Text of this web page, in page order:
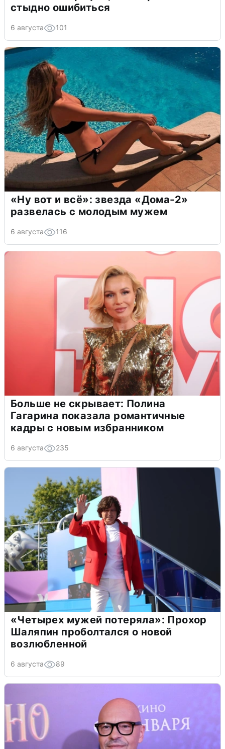
стыдно ошибиться
6 августа 101
«Ну вот и всё»: звезда «Дома-2»
развелась с молодым мужем
6 августа 116
Больше не скрывает: Полина
Гагарина показала романтичные
кадры с новым избранником
6 августа 235
«Четырех мужей потеряла»: Прохор
Шаляпин проболтался о новой
возлюбленной
6 августа 89